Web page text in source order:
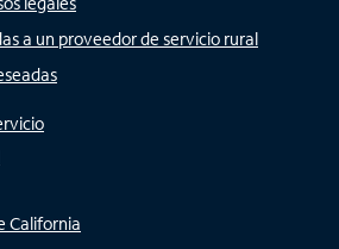
a un proveedor de servicio rural
California